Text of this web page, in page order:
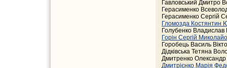
Гавловський Дмитро
Герасименко
Герасименко Сергій
Гломозда Костянтин
Голубенко Владислав
Горін Сергій
Горобець Василь
Дідківська Тетяна
Дмитренко
Дмитрієнко Марія